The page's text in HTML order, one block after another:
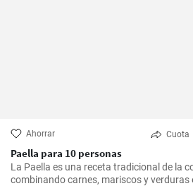
Ahorrar Cuota
Paella para 10 personas
La Paella es una receta tradicional de la
combinando carnes, mariscos y verduras